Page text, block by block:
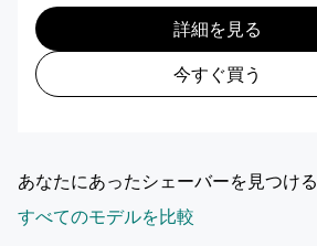
詳細を見る
今すぐ買う
あなたにあったシェーバーを見つける
すべてのモデルを比較